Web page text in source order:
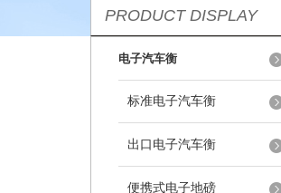
PRODUCT DISPLAY
电子汽车衡
标准电子汽车衡
出口电子汽车衡
便携式电子地磅